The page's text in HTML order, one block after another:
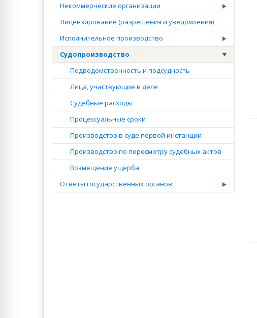
Некоммерческие организации
Лицензирование (разрешения и уведомления)
Исполнительное производство
Судопроизводство
Подведомственность и подсудность
Лица, участвующие в деле
Судебные расходы
Процессуальные сроки
Производство в суде первой инстанции
Производство по пересмотру судебных актов
Возмещение ущерба
Ответы государственных органов